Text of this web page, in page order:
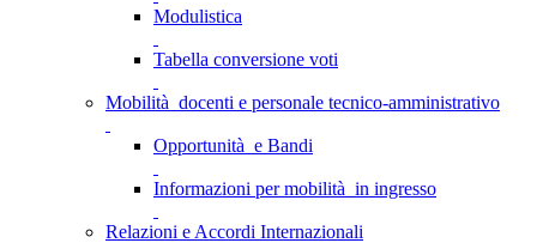
Modulistica
Tabella conversione voti
Mobilità docenti e personale tecnico-amministrativo
Opportunità e Bandi
Informazioni per mobilità in ingresso
Relazioni e Accordi Internazionali